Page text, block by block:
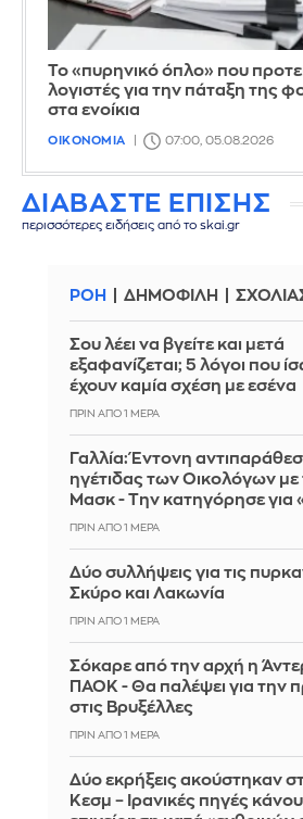
Το «πυρηνικό όπλο» που
λογιστές για την πάταξη της
στα ενοίκια
ΟΙΚΟΝΟΜΙΑ 07:00, 05.08.2026
ΔΙΑΒΑΣΤΕ ΕΠΙΣΗΣ
περισσότερες ειδήσεις από το skai.gr
ΡΟΗ ΔΗΜΟΦΙΛΗ
Σου λέει να βγείτε και μετά
εξαφανίζεται; 5 λόγοι που
έχουν καμία σχέση με εσένα
ΠΡΙΝ ΑΠΌ 1 ΜΈΡΑ
Γαλλία: Έντονη
ηγέτιδας των Οικολόγων με
Μασκ - Την κατηγόρησε για
ΠΡΙΝ ΑΠΌ 1 ΜΈΡΑ
Δύο συλλήψεις για τις
Σκύρο και Λακωνία
ΠΡΙΝ ΑΠΌ 1 ΜΈΡΑ
Σόκαρε από την αρχή η
ΠΑΟΚ - Θα παλέψει για την
στις Βρυξέλλες
ΠΡΙΝ ΑΠΌ 1 ΜΈΡΑ
Δύο εκρήξεις ακούστηκαν
Κεσμ – Ιρανικές πηγές